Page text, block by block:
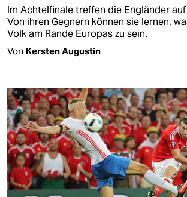
Im Achtelfinale treffen die Engländer
Von ihren Gegnern können sie lernen,
Volk am Rande Europas zu sein.
Von Kersten Augustin